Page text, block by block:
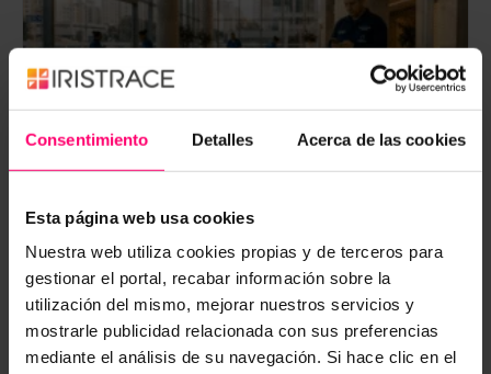
Consentimiento Detalles Acerca de las cookies
Esta página web usa cookies
Nuestra web utiliza cookies propias y de terceros para
gestionar el portal, recabar información sobre la
utilización del mismo, mejorar nuestros servicios y
mostrarle publicidad relacionada con sus preferencias
mediante el análisis de su navegación. Si hace clic en el
Cómo una empresa de outsourcing
con 2,000 empleados y 180 puntos de
servicio dejó de depender de
WhatsApp para gestionar su
operación diaria
Sector: Outsourcing de servicios y personal
Tamaño: ~2,000 colaboradores | 180